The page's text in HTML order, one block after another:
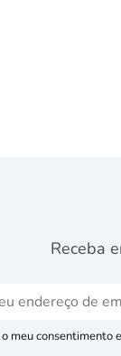
Receba
o meu consentimento